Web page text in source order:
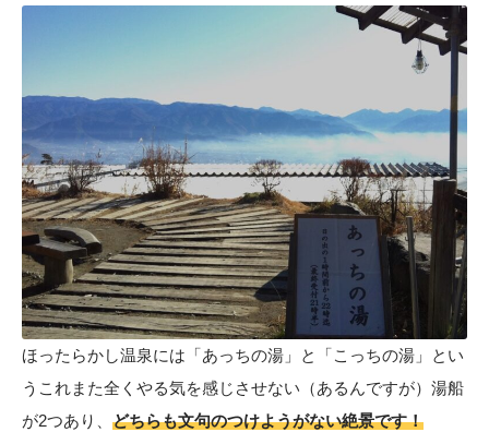
ほったらかし温泉には「あっちの湯」と「こっちの湯」とい
うこれまた全くやる気を感じさせない（あるんですが）湯船
が2つあり、 どちらも文句のつけようがない絶景です！